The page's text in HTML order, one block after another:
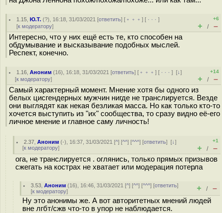
1.15 ,Ю.Т. (?), 16:18, 31/03/2021 [ответить] [ ﹢﹢﹢] [ · · ·]
[к модератору]
+6
+ / –
Интересно, что у них ещё есть те, кто способен на
обдумывание и высказывание подобных мыслей.
Респект, конечно.
1.16 ,Аноним (16), 16:18, 31/03/2021 [ответить] [ ﹢﹢﹢] [ · · ·][↓]
[к модератору]
+14
+ / –
Самый характерный момент. Мнение хотя бы одного из
белых цисгендерных мужчин нигде не транслируется. Везде
они выглядят как некая безликая масса. Но как только кто-то
хочется выступить из "их" сообщества, то сразу видно её-его
личное мнение и главное саму личность!
2.37 ,Аноним (-), 16:37, 31/03/2021 [^] [^^] [^^^] [ответить][↓]
[к модератору]
+1
+ / –
ога, не транслируется . оглянись, только прямых призывов
сжегать на кострах не хватает или модерация потерла
3.53 ,Аноним (16), 16:46, 31/03/2021 [^] [^^] [^^^] [ответить]
[к модератору] + / –
Ну это анонимы же. А вот авторитетных мнений людей
вне лгбт/сжв что-то в упор не наблюдается.